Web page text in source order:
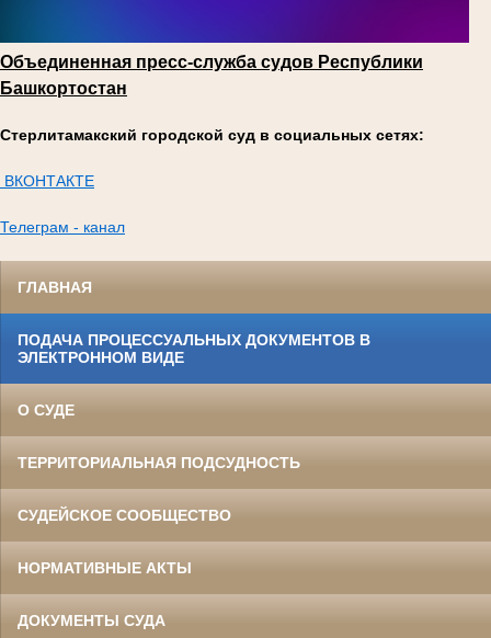
Объединенная пресс-служба судов Республики
Башкортостан
Стерлитамакский городской суд в социальных сетях:
ВКОНТАКТЕ
Телеграм - канал
ГЛАВНАЯ
ПОДАЧА ПРОЦЕССУАЛЬНЫХ ДОКУМЕНТОВ В
ЭЛЕКТРОННОМ ВИДЕ
О СУДЕ
ТЕРРИТОРИАЛЬНАЯ ПОДСУДНОСТЬ
СУДЕЙСКОЕ СООБЩЕСТВО
НОРМАТИВНЫЕ АКТЫ
ДОКУМЕНТЫ СУДА